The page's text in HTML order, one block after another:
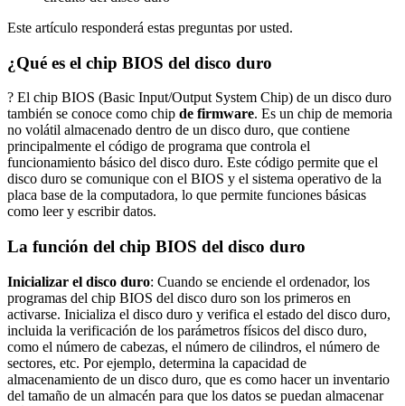
Este artículo responderá estas preguntas por usted.
¿Qué es el chip BIOS del disco duro
? El chip BIOS (Basic Input/Output System Chip) de un disco duro
también se conoce como chip de firmware. Es un chip de memoria
no volátil almacenado dentro de un disco duro, que contiene
principalmente el código de programa que controla el
funcionamiento básico del disco duro. Este código permite que el
disco duro se comunique con el BIOS y el sistema operativo de la
placa base de la computadora, lo que permite funciones básicas
como leer y escribir datos.
La función del chip BIOS del disco duro
Inicializar el disco duro: Cuando se enciende el ordenador, los
programas del chip BIOS del disco duro son los primeros en
activarse. Inicializa el disco duro y verifica el estado del disco duro,
incluida la verificación de los parámetros físicos del disco duro,
como el número de cabezas, el número de cilindros, el número de
sectores, etc. Por ejemplo, determina la capacidad de
almacenamiento de un disco duro, que es como hacer un inventario
del tamaño de un almacén para que los datos se puedan almacenar